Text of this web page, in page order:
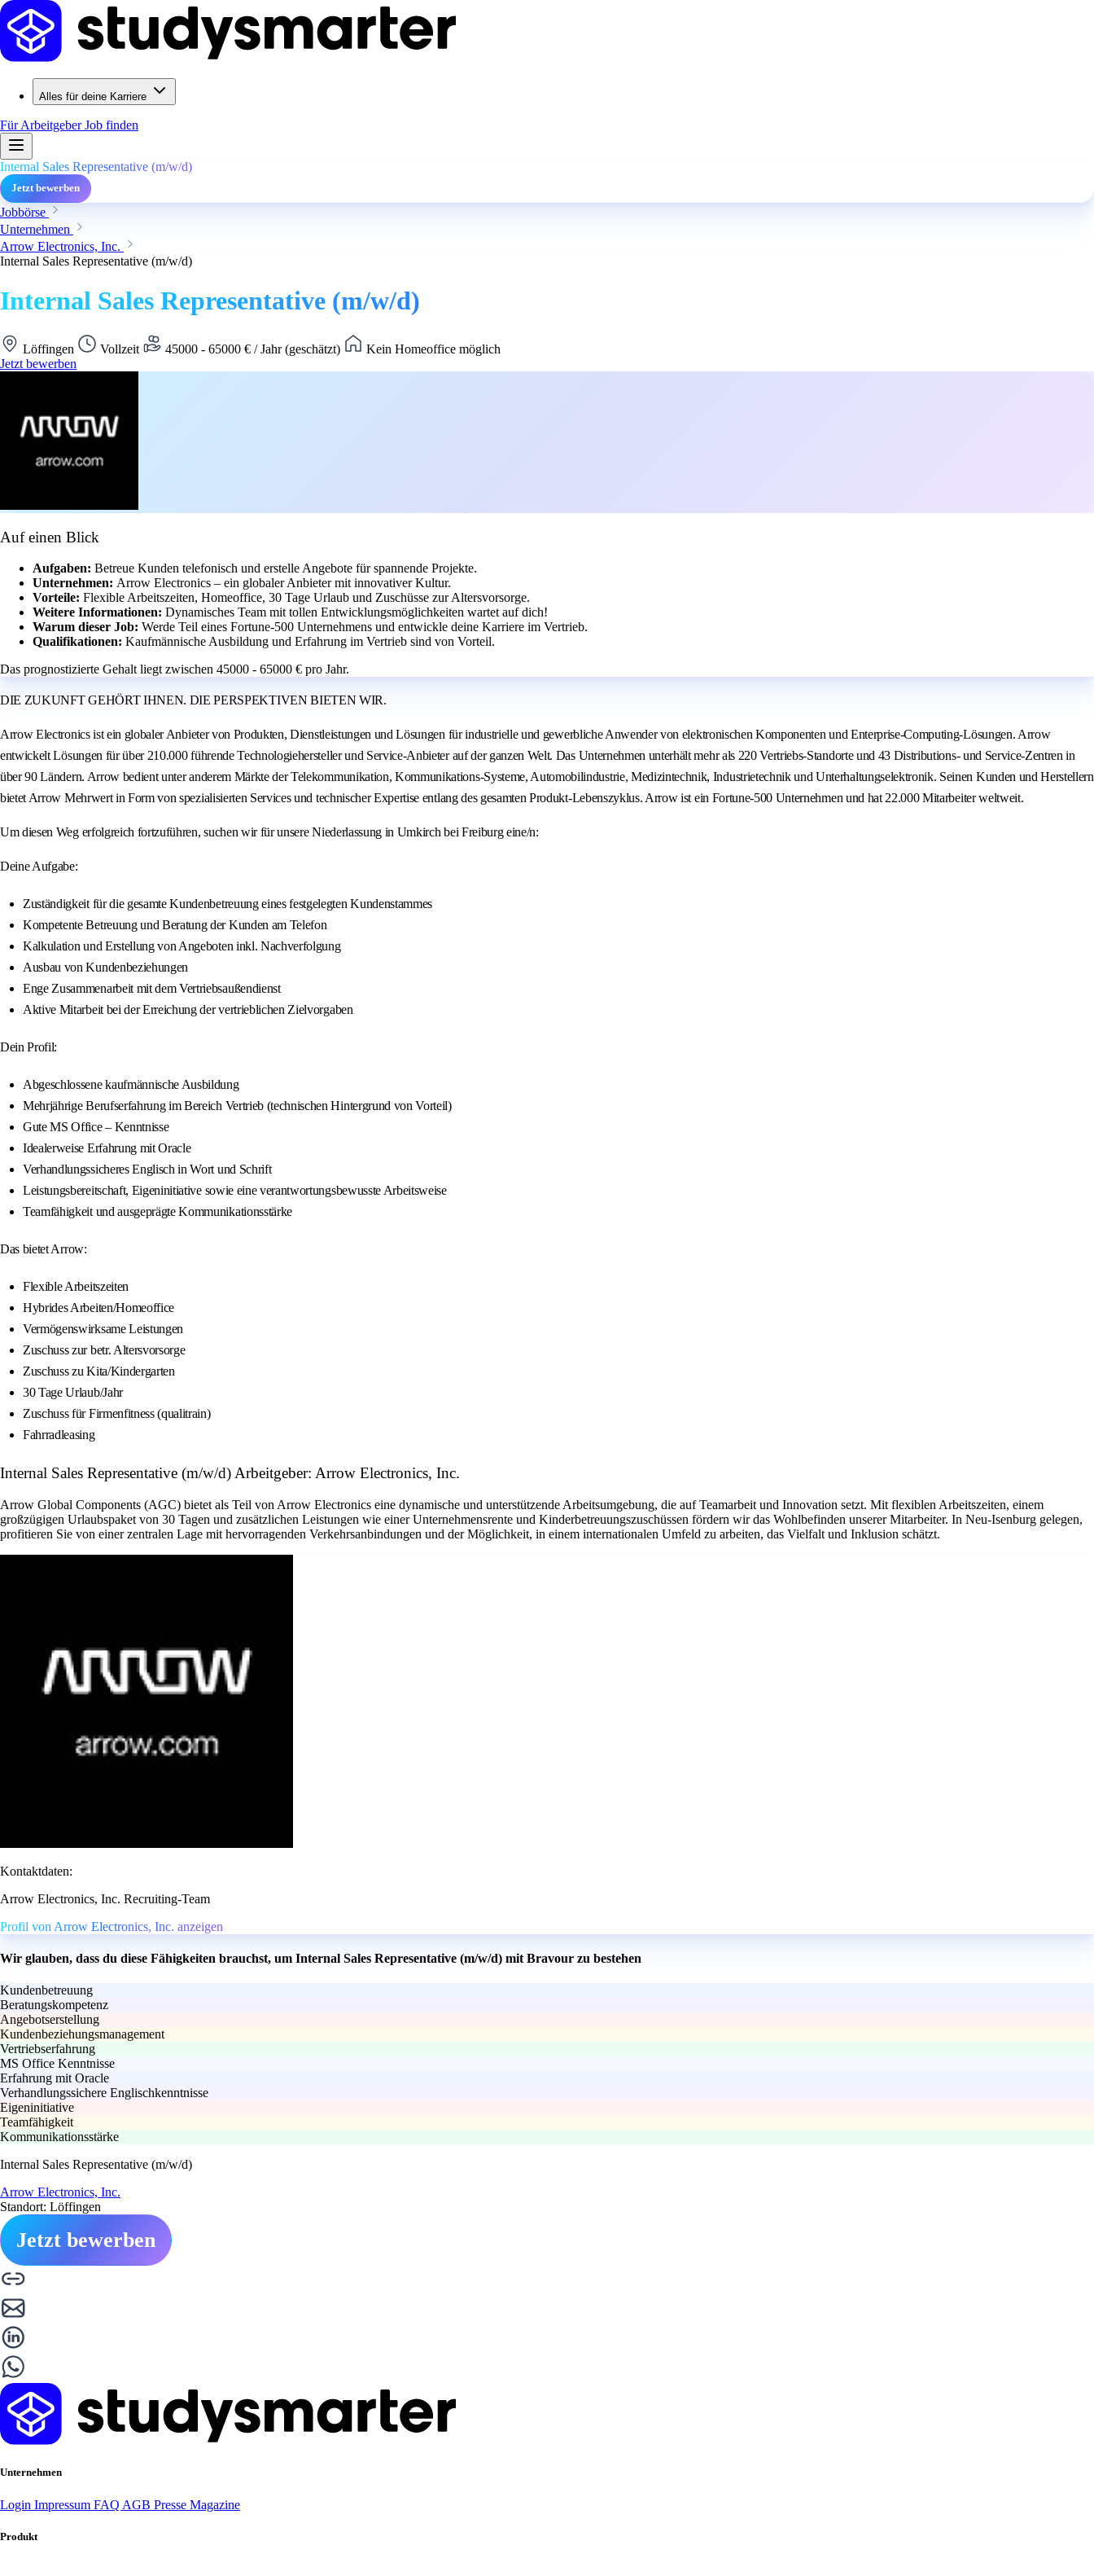
Alles für deine Karriere
Für ArbeitgeberJob finden
Internal Sales Representative (m/w/d)
Jetzt bewerben
Jobbörse
Unternehmen
Arrow Electronics, Inc.
Internal Sales Representative (m/w/d)
Internal Sales Representative (m/w/d)
Löffingen Vollzeit 45000 - 65000 € / Jahr (geschätzt)
Kein Homeoffice möglich
Jetzt bewerben
Auf einen Blick
Aufgaben: Betreue Kunden telefonisch und erstelle Angebote für spannende Projekte.
Unternehmen: Arrow Electronics – ein globaler Anbieter mit innovativer Kultur.
Vorteile: Flexible Arbeitszeiten, Homeoffice, 30 Tage Urlaub und Zuschüsse zur Altersvorsorge.
Weitere Informationen: Dynamisches Team mit tollen Entwicklungsmöglichkeiten wartet auf dich!
Warum dieser Job: Werde Teil eines Fortune-500 Unternehmens und entwickle deine Karriere im Vertrieb.
Qualifikationen: Kaufmännische Ausbildung und Erfahrung im Vertrieb sind von Vorteil.
Das prognostizierte Gehalt liegt zwischen 45000 - 65000 € pro Jahr.
DIE ZUKUNFT GEHÖRT IHNEN. DIE PERSPEKTIVEN BIETEN WIR.
Arrow Electronics ist ein globaler Anbieter von Produkten, Dienstleistungen und Lösungen für industrielle und gewerbliche Anwender von elektronischen Komponenten und Enterprise-Computing-Lösungen. Arrow
entwickelt Lösungen für über 210.000 führende Technologiehersteller und Service-Anbieter auf der ganzen Welt. Das Unternehmen unterhält mehr als 220 Vertriebs-Standorte und 43 Distributions- und Service-Zentren in
über 90 Ländern. Arrow bedient unter anderem Märkte der Telekommunikation, Kommunikations-Systeme, Automobilindustrie, Medizintechnik, Industrietechnik und Unterhaltungselektronik. Seinen Kunden und Herstellern
bietet Arrow Mehrwert in Form von spezialisierten Services und technischer Expertise entlang des gesamten Produkt-Lebenszyklus. Arrow ist ein Fortune-500 Unternehmen und hat 22.000 Mitarbeiter weltweit.
Um diesen Weg erfolgreich fortzuführen, suchen wir für unsere Niederlassung in Umkirch bei Freiburg eine/n:
Deine Aufgabe:
Zuständigkeit für die gesamte Kundenbetreuung eines festgelegten Kundenstammes
Kompetente Betreuung und Beratung der Kunden am Telefon
Kalkulation und Erstellung von Angeboten inkl. Nachverfolgung
Ausbau von Kundenbeziehungen
Enge Zusammenarbeit mit dem Vertriebsaußendienst
Aktive Mitarbeit bei der Erreichung der vertrieblichen Zielvorgaben
Dein Profil:
Abgeschlossene kaufmännische Ausbildung
Mehrjährige Berufserfahrung im Bereich Vertrieb (technischen Hintergrund von Vorteil)
Gute MS Office – Kenntnisse
Idealerweise Erfahrung mit Oracle
Verhandlungssicheres Englisch in Wort und Schrift
Leistungsbereitschaft, Eigeninitiative sowie eine verantwortungsbewusste Arbeitsweise
Teamfähigkeit und ausgeprägte Kommunikationsstärke
Das bietet Arrow:
Flexible Arbeitszeiten
Hybrides Arbeiten/Homeoffice
Vermögenswirksame Leistungen
Zuschuss zur betr. Altersvorsorge
Zuschuss zu Kita/Kindergarten
30 Tage Urlaub/Jahr
Zuschuss für Firmenfitness (qualitrain)
Fahrradleasing
Internal Sales Representative (m/w/d) Arbeitgeber: Arrow Electronics, Inc.
Arrow Global Components (AGC) bietet als Teil von Arrow Electronics eine dynamische und unterstützende Arbeitsumgebung, die auf Teamarbeit und Innovation setzt. Mit flexiblen Arbeitszeiten, einem
großzügigen Urlaubspaket von 30 Tagen und zusätzlichen Leistungen wie einer Unternehmensrente und Kinderbetreuungszuschüssen fördern wir das Wohlbefinden unserer Mitarbeiter. In Neu-Isenburg gelegen,
profitieren Sie von einer zentralen Lage mit hervorragenden Verkehrsanbindungen und der Möglichkeit, in einem internationalen Umfeld zu arbeiten, das Vielfalt und Inklusion schätzt.
Kontaktdaten:
Arrow Electronics, Inc. Recruiting-Team
Profil von Arrow Electronics, Inc. anzeigen
Wir glauben, dass du diese Fähigkeiten brauchst, um Internal Sales Representative (m/w/d) mit Bravour zu bestehen
Kundenbetreuung
Beratungskompetenz
Angebotserstellung
Kundenbeziehungsmanagement
Vertriebserfahrung
MS Office Kenntnisse
Erfahrung mit Oracle
Verhandlungssichere Englischkenntnisse
Eigeninitiative
Teamfähigkeit
Kommunikationsstärke
Internal Sales Representative (m/w/d)
Arrow Electronics, Inc.
Standort: Löffingen
Jetzt bewerben
Unternehmen
Login Impressum FAQ AGB Presse Magazine
Produkt